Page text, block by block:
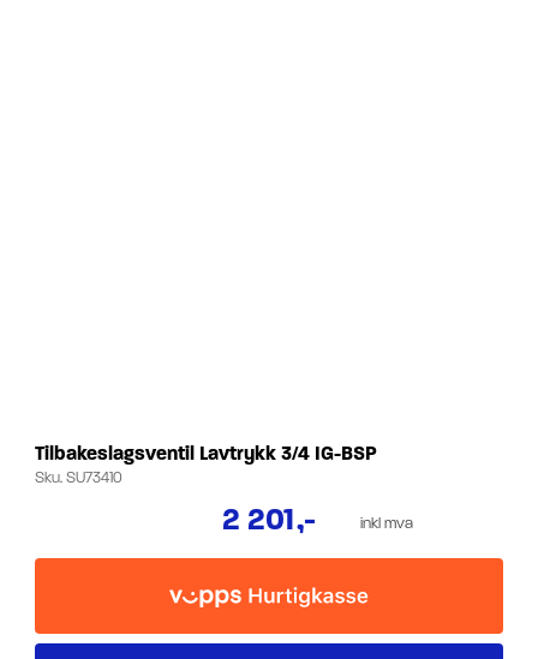
Tilbakeslagsventil Lavtrykk 3/4 IG-BSP
Sku.SU73410
2 201,- inkl mva